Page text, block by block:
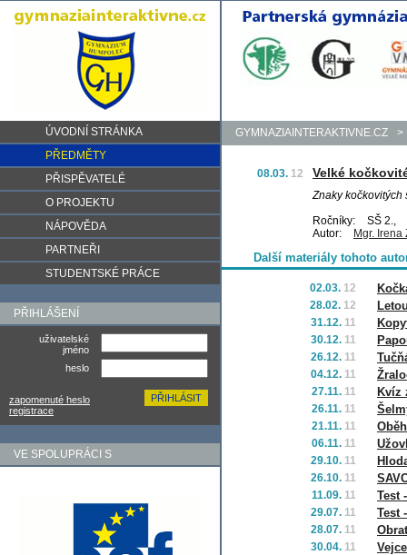
ÚVODNÍ STRÁNKA
PŘEDMĚTY
PŘISPĚVATELÉ
O PROJEKTU
NÁPOVĚDA
PARTNEŘI
STUDENTSKÉ PRÁCE
PŘIHLÁŠENÍ
uživatelské
jméno
heslo
zapomenuté heslo
registrace
VE SPOLUPRÁCI S
GYMNAZIAINTERAKTIVNE.CZ >
08.03. 12 Velké
Znaky kočkovitých
Ročníky:
SŠ 2.,
Autor:
Mgr. Irena
Další materiály tohoto
02.03. 12
28.02. 12
31.12. 11
30.12. 11
26.12. 11
04.12. 11
27.11. 11 Kvíz
26.11. 11
21.11. 11
06.11. 11
29.10. 11
26.10. 11
11.09. 11 Test
29.07. 11 Test
28.07. 11
30.04. 11 Vejce